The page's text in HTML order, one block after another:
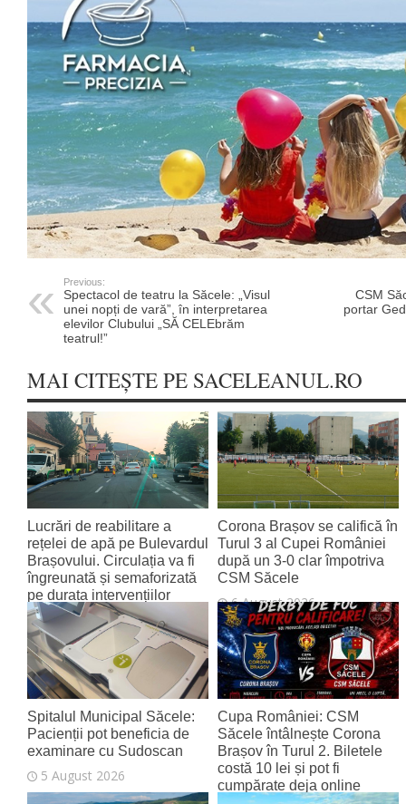
Previous:
Spectacol de teatru la Săcele: „Visul
unei nopți de vară”, în interpretarea
elevilor Clubului „SĂ CELEbrăm
teatrul!”
CSM
portar
MAI CITEȘTE PE SACELEANUL.RO
Lucrări de reabilitare a
rețelei de apă pe Bulevardul
Brașovului. Circulația va fi
îngreunată și semaforizată
pe durata intervențiilor
6 August 2026
Corona Brașov se califică în
Turul 3 al Cupei României
după un 3-0 clar împotriva
CSM Săcele
6 August 2026
Spitalul Municipal Săcele:
Pacienții pot beneficia de
examinare cu Sudoscan
5 August 2026
Cupa României: CSM
Săcele întâlnește Corona
Brașov în Turul 2. Biletele
costă 10 lei și pot fi
cumpărate deja online